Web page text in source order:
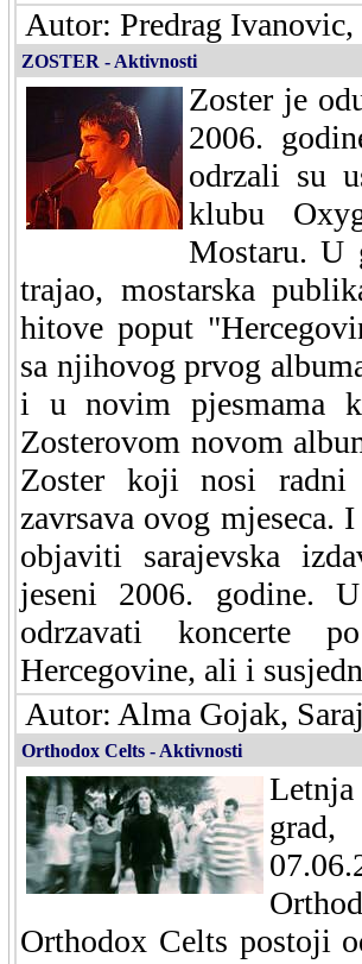
Autor: Predrag
ZOSTER - Aktivnosti
Zoster je
2006.
odrzali su
klubu
Mostaru. U
trajao, mostarska
hitove poput
sa njihovog prvog
i u novim pjesmama
Zosterovom novom
Zoster koji nosi radni
zavrsava ovog
objaviti sarajevska
jeseni 2006. godine.
odrzavati koncerte
Hercegovine, ali i
Autor: Alma Gojak,
Orthodox Celts - Aktivnosti
Orthodox Celts postoji